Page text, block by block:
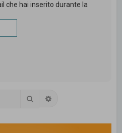
che hai inserito durante la
Cerca